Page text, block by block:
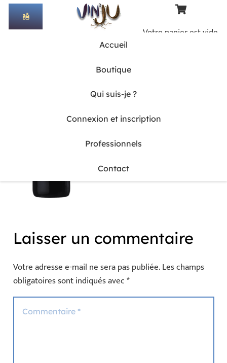
liquor
Votre panier est vide.
Accueil
Boutique
Qui suis-je ?
Connexion et inscription
Professionnels
Contact
Laisser un commentaire
Votre adresse e-mail ne sera pas publiée.Les champs
obligatoires sont indiqués avec*